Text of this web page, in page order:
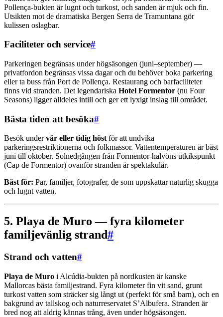
Pollença-bukten är lugnt och turkost, och sanden är mjuk och fin.
Utsikten mot de dramatiska Bergen Serra de Tramuntana gör
kulissen oslagbar.
Faciliteter och service#
Parkeringen begränsas under högsäsongen (juni–september) —
privatfordon begränsas vissa dagar och du behöver boka parkering
eller ta buss från Port de Pollença. Restaurang och barfaciliteter
finns vid stranden. Det legendariska Hotel Formentor (nu Four
Seasons) ligger alldeles intill och ger ett lyxigt inslag till området.
Bästa tiden att besöka#
Besök undervår eller tidig höstför att undvika
parkeringsrestriktionerna och folkmassor. Vattentemperaturen är bäst
juni till oktober. Solnedgången från Formentor-halvöns utkikspunkt
(Cap de Formentor) ovanför stranden är spektakulär.
Bäst för: Par, familjer, fotografer, de som uppskattar naturlig skugga
och lugnt vatten.
5. Playa de Muro — fyra kilometer
familjevänlig strand#
Strand och vatten#
Playa de Muro i Alcúdia-bukten på nordkusten är kanske
Mallorcas bästa familjestrand. Fyra kilometer fin vit sand, grunt
turkost vatten som sträcker sig långt ut (perfekt för små barn), och en
bakgrund av tallskog och naturreservatet S’Albufera. Stranden är
bred nog att aldrig kännas trång, även under högsäsongen.